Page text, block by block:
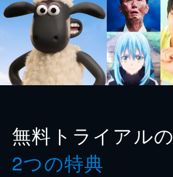
無料トライアルの
2つの特典